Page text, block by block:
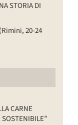
STORIA DI
20-24
CARNE
SOSTENIBILE”